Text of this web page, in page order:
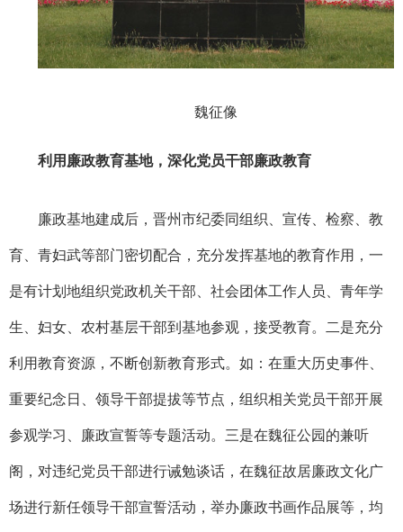
魏征像
利用廉政教育基地，深化党员干部廉政教育
廉政基地建成后，晋州市纪委同组织、宣传、检察、教
育、青妇武等部门密切配合，充分发挥基地的教育作用，一
是有计划地组织党政机关干部、社会团体工作人员、青年学
生、妇女、农村基层干部到基地参观，接受教育。二是充分
利用教育资源，不断创新教育形式。如：在重大历史事件、
重要纪念日、领导干部提拔等节点，组织相关党员干部开展
参观学习、廉政宣誓等专题活动。三是在魏征公园的兼听
阁，对违纪党员干部进行诫勉谈话，在魏征故居廉政文化广
场进行新任领导干部宣誓活动，举办廉政书画作品展等，均